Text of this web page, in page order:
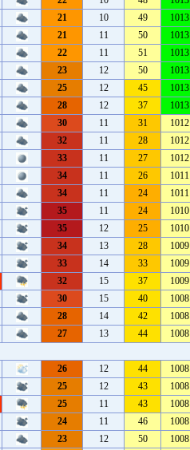
21 10 49 1013
21 11 50 1013
22 11 51 1013
23 12 50 1013
25 12 45 1013
28 12 37 1013
30 11 31 1012
32 11 28 1012
33 11 27 1012
34 11 26 1011
34 11 24 1011
35 11 24 1010
35 12 25 1010
34 13 28 1009
33 14 33 1009
32 15 37 1009
30 15 40 1008
28 14 42 1008
27 13 44 1008
26 12 44 1008
25 12 43 1008
25 11 43 1008
24 11 46 1008
23 12 50 1008